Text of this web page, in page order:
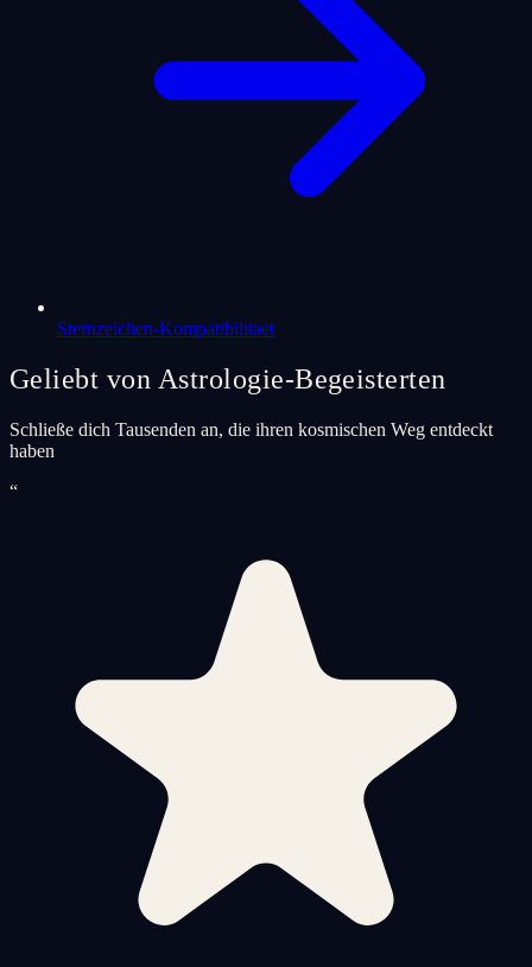
Sternzeichen-Kompatibilitaet
Geliebt von Astrologie-Begeisterten
Schließe dich Tausenden an, die ihren kosmischen Weg entdeckt
haben
“